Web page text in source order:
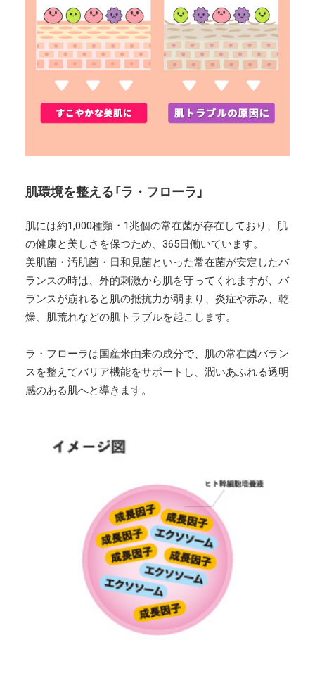
肌環境を整える「ラ・フローラ」
肌には約1,000種類・1兆個の常在菌が存在しており、肌
の健康と美しさを保つため、365日働いています。
美肌菌・汚肌菌・日和見菌といった常在菌が安定したバ
ランスの時は、外的刺激から肌を守ってくれますが、バ
ランスが崩れると肌の抵抗力が弱まり、炎症や赤み、乾
燥、肌荒れなどの肌トラブルを起こします。
ラ・フローラは国産米由来の成分で、肌の常在菌バラン
スを整えてバリア機能をサポートし、潤いあふれる透明
感のある肌へと導きます。